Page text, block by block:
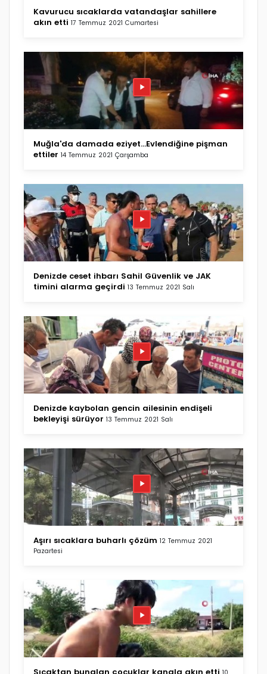
Kavurucu sıcaklarda vatandaşlar sahillere
akın etti 17 Temmuz 2021 Cumartesi
Muğla'da damada eziyet...Evlendiğine pişman
ettiler 14 Temmuz 2021 Çarşamba
Denizde ceset ihbarı Sahil Güvenlik ve JAK
timini alarma geçirdi 13 Temmuz 2021 Salı
Denizde kaybolan gencin ailesinin endişeli
bekleyişi sürüyor 13 Temmuz 2021 Salı
Aşırı sıcaklara buharlı çözüm 12 Temmuz 2021
Pazartesi